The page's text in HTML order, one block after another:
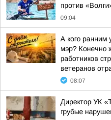
против
09:04
А кого ранним
мэр? Конечно
работников
ветеранов
08:07
Директор УК
грубые